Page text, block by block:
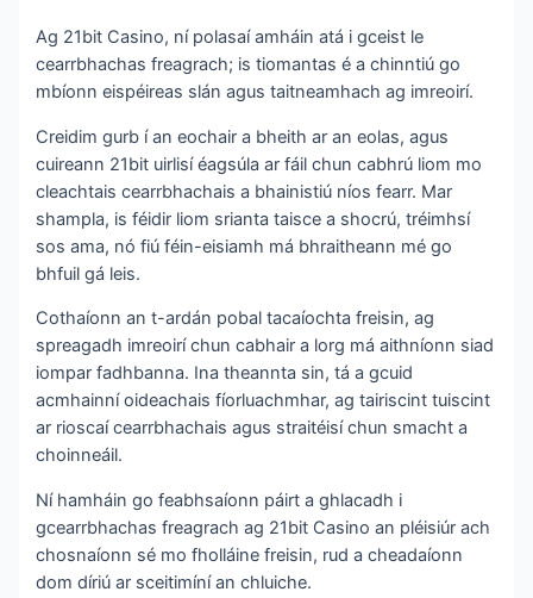
Ag 21bit Casino, ní polasaí amháin atá i gceist le
cearrbhachas freagrach; is tiomantas é a chinntiú go
mbíonn eispéireas slán agus taitneamhach ag imreoirí.
Creidim gurb í an eochair a bheith ar an eolas, agus
cuireann 21bit uirlisí éagsúla ar fáil chun cabhrú liom mo
cleachtais cearrbhachais a bhainistiú níos fearr. Mar
shampla, is féidir liom srianta taisce a shocrú, tréimhsí
sos ama, nó fiú féin-eisiamh má bhraitheann mé go
bhfuil gá leis.
Cothaíonn an t-ardán pobal tacaíochta freisin, ag
spreagadh imreoirí chun cabhair a lorg má aithníonn siad
iompar fadhbanna. Ina theannta sin, tá a gcuid
acmhainní oideachais fíorluachmhar, ag tairiscint tuiscint
ar rioscaí cearrbhachais agus straitéisí chun smacht a
choinneáil.
Ní hamháin go feabhsaíonn páirt a ghlacadh i
gcearrbhachas freagrach ag 21bit Casino an pléisiúr ach
chosnaíonn sé mo fholláine freisin, rud a cheadaíonn
dom díriú ar sceitimíní an chluiche.